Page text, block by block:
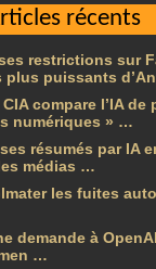
récents
restrictions sur
plus puissants
compare l’IA de
numériques » …
résumés par IA
médias …
les fuites
demande à
…